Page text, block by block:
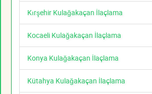
Kırşehir Kulağakaçan İlaçlama
Kocaeli Kulağakaçan İlaçlama
Konya Kulağakaçan İlaçlama
Kütahya Kulağakaçan İlaçlama